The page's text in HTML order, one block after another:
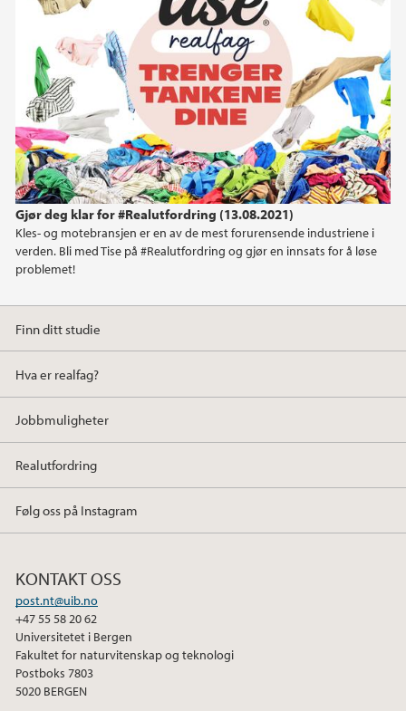
Gjør deg klar for #Realutfordring (13.08.2021)
Kles- og motebransjen er en av de mest forurensende industriene i
verden. Bli med Tise på #Realutfordring og gjør en innsats for å løse
problemet!
Finn ditt studie
Hva er realfag?
Jobbmuligheter
Realutfordring
Følg oss på Instagram
KONTAKT OSS
post.nt@uib.no
+47 55 58 20 62
Universitetet i Bergen
Fakultet for naturvitenskap og teknologi
Postboks 7803
5020 BERGEN